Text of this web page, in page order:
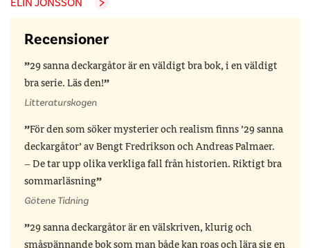
Recensioner
29 sanna deckargåtor är en väldigt bra bok, i en väldigt
bra serie. Läs den!
Litteraturskogen
För den som söker mysterier och realism finns ’29 sanna
deckargåtor’ av Bengt Fredrikson och Andreas Palmaer.
– De tar upp olika verkliga fall från historien. Riktigt bra
sommarläsning
Götene Tidning
29 sanna deckargåtor är en välskriven, klurig och
småspännande bok som man både kan roas och lära sig en